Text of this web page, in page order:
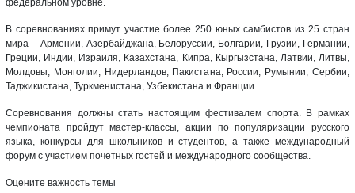
федеральном уровне.
В соревнованиях примут участие более 250 юных самбистов из 25 стран
мира – Армении, Азербайджана, Белоруссии, Болгарии, Грузии, Германии,
Греции, Индии, Израиля, Казахстана, Кипра, Кыргызстана, Латвии, Литвы,
Молдовы, Монголии, Нидерландов, Пакистана, России, Румынии, Сербии,
Таджикистана, Туркменистана, Узбекистана и Франции.
Соревнования должны стать настоящим фестивалем спорта. В рамках
чемпионата пройдут мастер-классы, акции по популяризации русского
языка, конкурсы для школьников и студентов, а также международный
форум с участием почетных гостей и международного сообщества.
Оцените важность темы